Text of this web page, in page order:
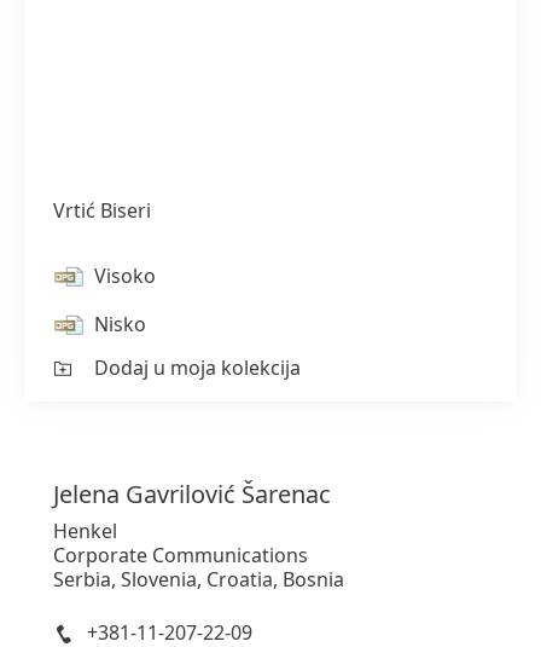
Vrtić Biseri
Visoko
Nisko
Dodaj u moja kolekcija
Jelena Gavrilović Šarenac
Henkel
Corporate Communications
Serbia, Slovenia, Croatia, Bosnia
+381-11-207-22-09